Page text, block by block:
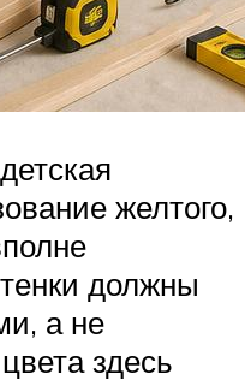
желтого,
должны
а не
здесь